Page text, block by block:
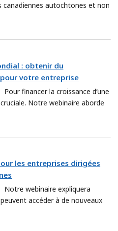
autochtones et non
: obtenir du
votre entreprise
Pour financer la croissance d’une
Notre webinaire aborde
les entreprises dirigées
Notre webinaire expliquera
accéder à de nouveaux